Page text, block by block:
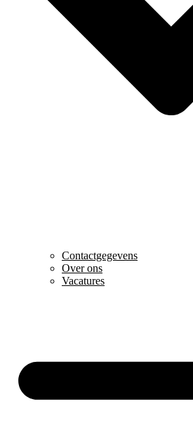
Contactgegevens
Over ons
Vacatures